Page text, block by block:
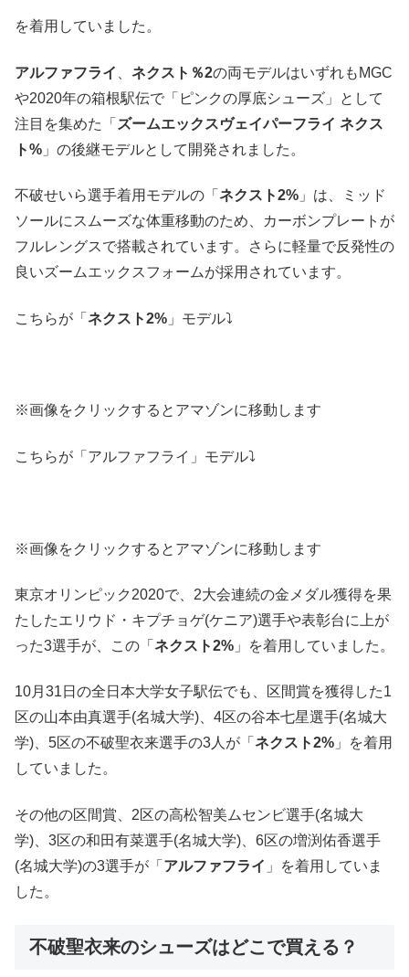
を着用していました。
アルファフライ ネクスト％2の両モデルはいずれもMGC
や2020年の箱根駅伝で「ピンクの厚底シューズ」として
注目を集めた「 ズームエックスヴェイパーフライ ネクス
ト% 」の後継モデルとして開発されました。
不破せいら選手着用モデルの「 ネクスト2% 」は、ミッド
ソールにスムーズな体重移動のため、カーボンプレートが
フルレングスで搭載されています。さらに軽量で反発性の
良いズームエックスフォームが採用されています。
こちらが「 ネクスト2% 」モデル⤵
※画像をクリックするとアマゾンに移動します
こちらが「アルファフライ」モデル⤵
※画像をクリックするとアマゾンに移動します
東京オリンピック2020で、2大会連続の金メダル獲得を果
たしたエリウド・キプチョゲ(ケニア)選手や表彰台に上が
った3選手が、この「 ネクスト2% 」を着用していました。
10月31日の全日本大学女子駅伝でも、区間賞を獲得した1
区の山本由真選手(名城大学)、4区の谷本七星選手(名城大
学)、5区の不破聖衣来選手の3人が「 ネクスト2% 」を着用
していました。
その他の区間賞、2区の高松智美ムセンビ選手(名城大
学)、3区の和田有菜選手(名城大学)、6区の増渕佑香選手
(名城大学)の3選手が「 アルファフライ 」を着用していま
した。
不破聖衣来のシューズはどこで買える？